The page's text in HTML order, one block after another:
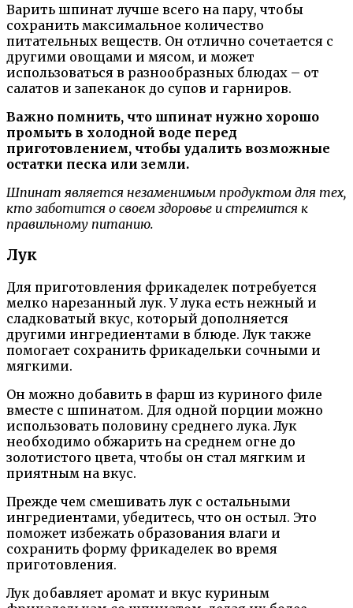
Варить шпинат лучше всего на пару, чтобы
сохранить максимальное количество
питательных веществ. Он отлично сочетается с
другими овощами и мясом, и может
использоваться в разнообразных блюдах – от
салатов и запеканок до супов и гарниров.
Важно помнить, что шпинат нужно хорошо
промыть в холодной воде перед
приготовлением, чтобы удалить возможные
остатки песка или земли.
Шпинат является незаменимым продуктом для тех,
кто заботится о своем здоровье и стремится к
правильному питанию.
Лук
Для приготовления фрикаделек потребуется
мелко нарезанный лук. У лука есть нежный и
сладковатый вкус, который дополняется
другими ингредиентами в блюде. Лук также
помогает сохранить фрикадельки сочными и
мягкими.
Он можно добавить в фарш из куриного филе
вместе с шпинатом. Для одной порции можно
использовать половину среднего лука. Лук
необходимо обжарить на среднем огне до
золотистого цвета, чтобы он стал мягким и
приятным на вкус.
Прежде чем смешивать лук с остальными
ингредиентами, убедитесь, что он остыл. Это
поможет избежать образования влаги и
сохранить форму фрикаделек во время
приготовления.
Лук добавляет аромат и вкус куриным